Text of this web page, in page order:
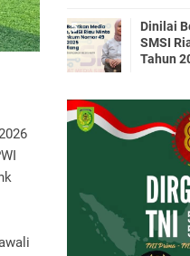
Dinilai
SMSI
Tahun